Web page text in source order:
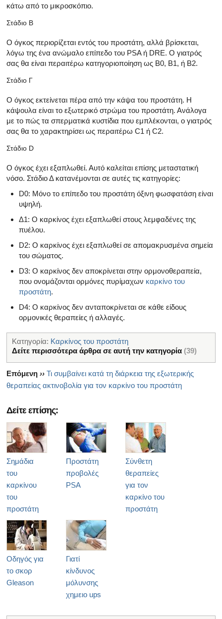
κάτω από το μικροσκόπιο.
Στάδιο Β
Ο όγκος περιορίζεται εντός του προστάτη, αλλά βρίσκεται,
λόγω της ένα ανώμαλο επίπεδο του PSA ή DRE. Ο γιατρός
σας θα είναι περαιτέρω κατηγοριοποίηση ως B0, Β1, ή Β2.
Στάδιο Γ
Ο όγκος εκτείνεται πέρα ​​από την κάψα του προστάτη. Η
κάψουλα είναι το εξωτερικό στρώμα του προστάτη. Ανάλογα
με το πώς τα σπερματικά κυστίδια που εμπλέκονται, ο γιατρός
σας θα το χαρακτηρίσει ως περαιτέρω C1 ή C2.
Στάδιο D
Ο όγκος έχει εξαπλωθεί. Αυτό καλείται επίσης μεταστατική
νόσο. Στάδιο Δ κατανέμονται σε αυτές τις κατηγορίες:
D0: Μόνο το επίπεδο του προστάτη όξινη φωσφατάση είναι
υψηλή.
Δ1: Ο καρκίνος έχει εξαπλωθεί στους λεμφαδένες της
πυέλου.
D2: Ο καρκίνος έχει εξαπλωθεί σε απομακρυσμένα σημεία
του σώματος.
D3: Ο καρκίνος δεν αποκρίνεται στην ορμονοθεραπεία,
που ονομάζονται ορμόνες πυρίμαχων καρκίνο του
προστάτη.
D4: Ο καρκίνος δεν ανταποκρίνεται σε κάθε είδους
ορμονικές θεραπείες ή αλλαγές.
Κατηγορία: Καρκίνος του προστάτη
Δείτε περισσότερα άρθρα σε αυτή την κατηγορία (39)
Επόμενη ›› Τι συμβαίνει κατά τη διάρκεια της εξωτερικής
θεραπείας ακτινοβολία για τον καρκίνο του προστάτη
Δείτε επίσης:
Σημάδια
του
καρκίνου
του
προστάτη
Προστάτη
προβολές
PSA
Σύνθετη
θεραπείες
για τον
καρκίνο του
προστάτη
Οδηγός για
το σκορ
Gleason
Γιατί
κίνδυνος
μόλυνσης
χημειο ups